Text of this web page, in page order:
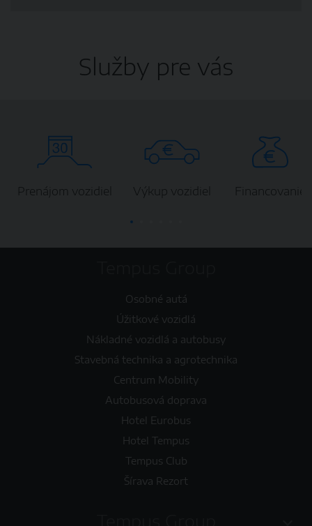
Služby pre vás
Prenájom vozidiel Výkup vozidiel Financovanie
Osobné autá
Úžitkové vozidlá
Nákladné vozidlá a autobusy
Stavebná technika a agrotechnika
Centrum Mobility
Autobusová doprava
Hotel Eurobus
Hotel Tempus
Tempus Club
Šírava Rezort